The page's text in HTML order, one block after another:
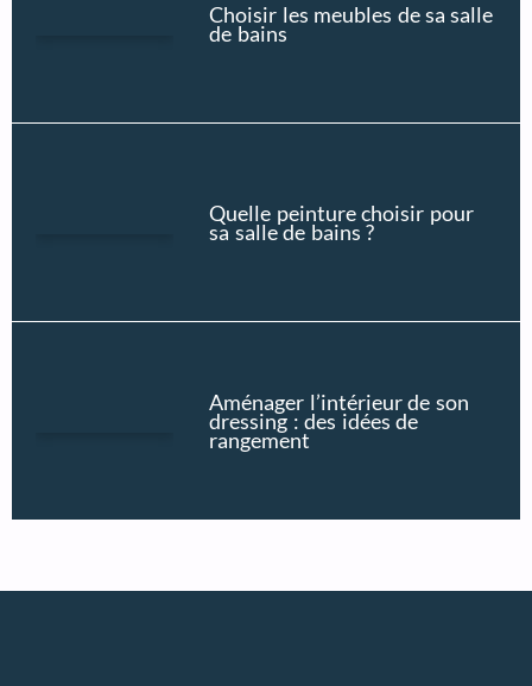
Choisir les meubles de sa salle
de bains
Quelle peinture choisir pour
sa salle de bains ?
Aménager l’intérieur de son
dressing : des idées de
rangement